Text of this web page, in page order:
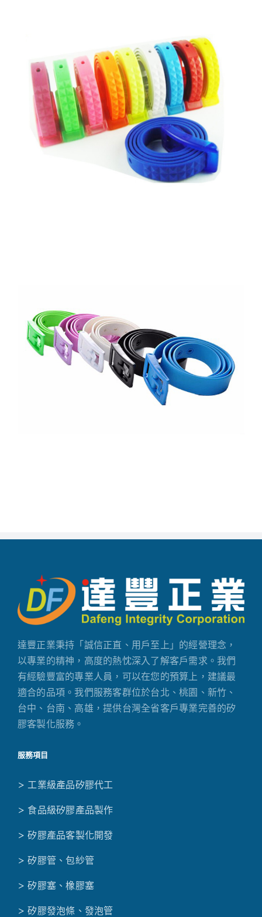
達豐正業秉持「誠信正直、用戶至上」的經營理念，
以專業的精神，高度的熱忱深入了解客戶需求。我們
有經驗豐富的專業人員，可以在您的預算上，建議最
適合的品項。我們服務客群位於台北、桃園、新竹、
台中、台南、高雄，提供台灣全省客戶專業完善的矽
膠客製化服務。
服務項目
> 工業級產品矽膠代工
> 食品級矽膠產品製作
> 矽膠產品客製化開發
> 矽膠管、包紗管
> 矽膠塞、橡膠塞
> 矽膠發泡條、發泡管